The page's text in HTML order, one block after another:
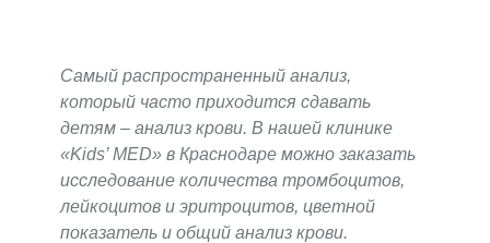
Самый распространенный анализ,
который часто приходится сдавать
детям – анализ крови. В нашей клинике
«Kids’ MED» в Краснодаре можно заказать
исследование количества тромбоцитов,
лейкоцитов и эритроцитов, цветной
показатель и общий анализ крови.